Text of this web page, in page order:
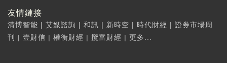
友情鏈接
清博智能 | 艾媒諮詢 | 和訊 | 新時空 | 時代財經 | 證券市場周
刊
| 壹財信 | 權衡財經 | 攬富財經 | 更多...